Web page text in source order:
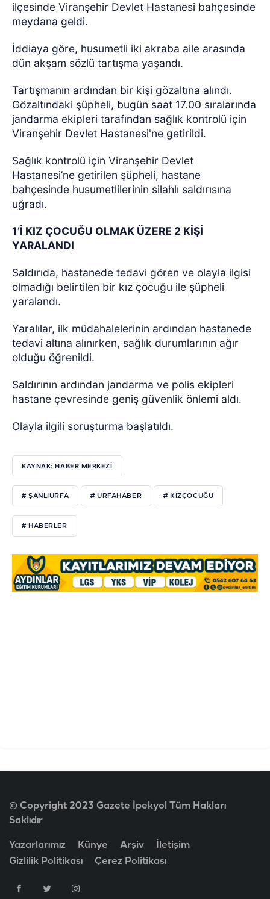
ilçesinde Viranşehir Devlet Hastanesi bahçesinde
meydana geldi.
İddiaya göre, husumetli iki akraba aile arasında
dün akşam sözlü tartışma yaşandı.
Tartışmanın ardından bir kişi gözaltına alındı.
Gözaltındaki şüpheli, bugün saat 17.00 sıralarında
jandarma ekipleri tarafından sağlık kontrolü için
Viranşehir Devlet Hastanesi'ne getirildi.
Sağlık kontrolü için Viranşehir Devlet
Hastanesi’ne getirilen şüpheli, hastane
bahçesinde husumetlilerinin silahlı saldırısına
uğradı.
1’İ KIZ ÇOCUĞU OLMAK ÜZERE 2 KİŞİ
YARALANDI
Saldırıda, hastanede tedavi gören ve olayla ilgisi
olmadığı belirtilen bir kız çocuğu ile şüpheli
yaralandı.
Yaralılar, ilk müdahalelerinin ardından hastanede
tedavi altına alınırken, sağlık durumlarının ağır
olduğu öğrenildi.
Saldırının ardından jandarma ve polis ekipleri
hastane çevresinde geniş güvenlik önlemi aldı.
Olayla ilgili soruşturma başlatıldı.
KAYNAK: HABER MERKEZI
# ŞANLIURFA # URFAHABER # KIZÇOCUĞU
# HABERLER
© Copyright 2023 Gazete İpekyol Tüm Hakları
Saklıdır
Yazarlarımız Künye Arşiv
İletişim
Gizlilik Politikası
Çerez Politikası